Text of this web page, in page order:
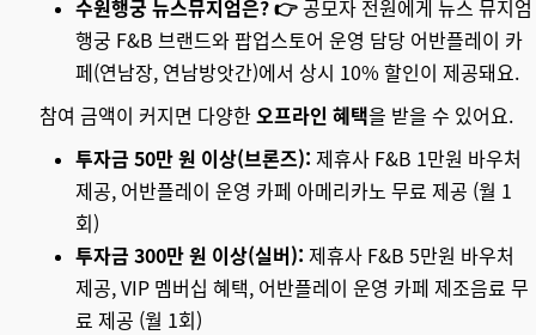
수원행궁 뉴스뮤지엄은? 👉공모자 전원에게 뉴스 뮤지엄
행궁 F&B 브랜드와 팝업스토어 운영 담당 어반플레이 카
페(연남장, 연남방앗간)에서 상시 10% 할인이 제공돼요.
참여 금액이 커지면 다양한오프라인 혜택을 받을 수 있어요.
투자금 50만 원 이상(브론즈): 제휴사 F&B 1만원 바우처
제공, 어반플레이 운영 카페 아메리카노 무료 제공 (월 1
회)
투자금 300만 원 이상(실버): 제휴사 F&B 5만원 바우처
제공, VIP 멤버십 혜택, 어반플레이 운영 카페 제조음료 무
료 제공 (월 1회)